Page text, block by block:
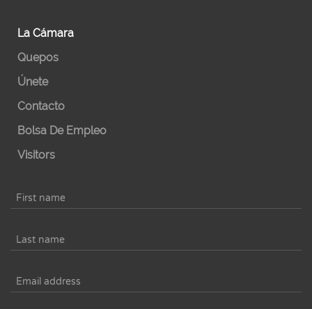
La Cámara
Quepos
Únete
Contacto
Bolsa De Empleo
Visitors